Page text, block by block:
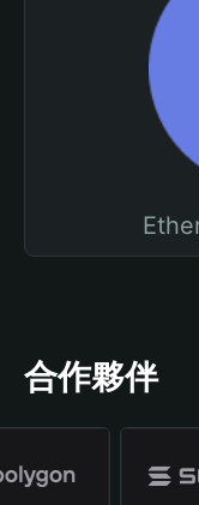
合作夥伴